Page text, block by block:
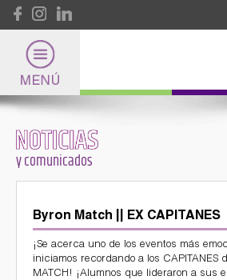
Pasar al contenido principal
Internacional
NOTICIAS
y comunicados
Byron Match || EX CAPITANES
¡Se acerca uno de los eventos más
iniciamos recordando a los CAPITANES
MATCH! ¡Alumnos que lideraron a sus